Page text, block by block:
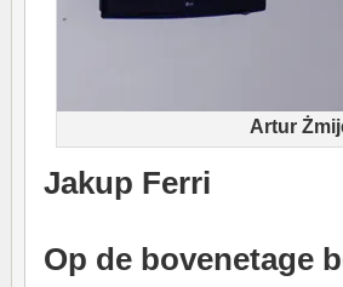
Artur
Jakup Ferri
Op de bovenetage